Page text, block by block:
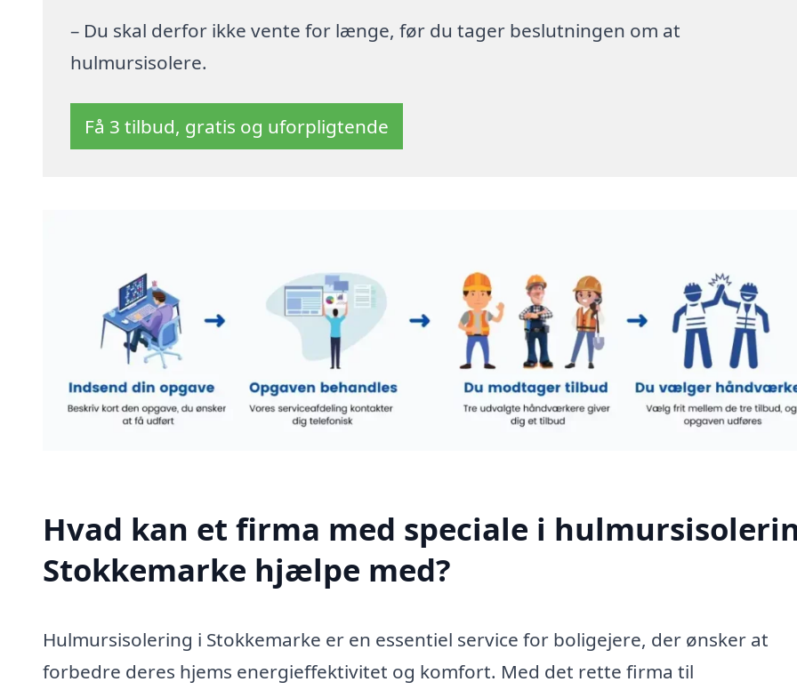
– Du skal derfor ikke vente for længe, før du tager beslutningen om at
hulmursisolere.
Få 3 tilbud, gratis og uforpligtende
Hvad kan et firma med speciale i
Stokkemarke hjælpe med?
Hulmursisolering i Stokkemarke er en essentiel service for boligejere, der ønsker at
forbedre deres hjems energieffektivitet og komfort. Med det rette firma til